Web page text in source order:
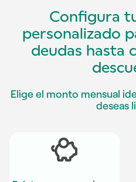
Configura
personalizado
deudas hasta
Elige el monto mensual
deseas